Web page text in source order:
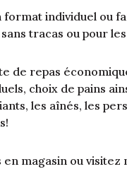
individuel ou
tracas ou pour
de repas
choix de pains
les aînés, les
magasin ou